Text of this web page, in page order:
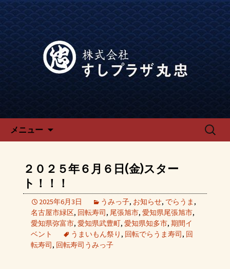
宴会、飲み会なら回転寿司「で
らうま」のブログ
宴会、飲み会なら回転寿司「でらう
ま」の公式ブログです。
メニュー
検
２０２５年６月６日(金)スター
ト！！！
2025年6月3日 うみっ子, お知らせ, でらうま ,
名古屋市緑区, 回転寿司, 尾張旭市, 愛知県尾張旭市,
愛知県弥富市, 愛知県武豊町, 愛知県知多市, 期間イ
ベント
うまいもん祭り , 回転でらうま寿司, 回
転寿司, 回転寿司うみっ子